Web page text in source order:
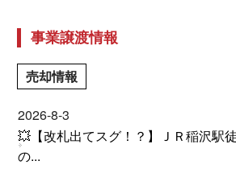
事業譲渡情報
売却情報
2026-8-3
💥【改札出てスグ！？】ＪＲ稲沢駅
の...